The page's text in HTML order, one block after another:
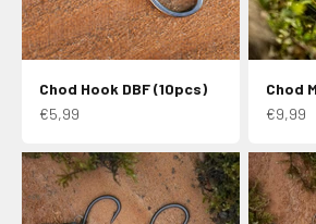
Chod Hook DBF (10pcs)
Aanbiedingsprijs
€5,99
Chod
€9,99